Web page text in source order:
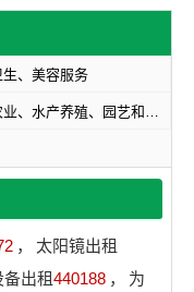
生、美容服务
农业、水产养殖、园艺和林业服务
，
太阳镜出租
出租440188 ，
为